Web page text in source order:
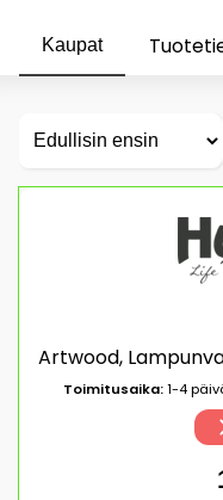
Kaupat
Toimitusaika:1-4